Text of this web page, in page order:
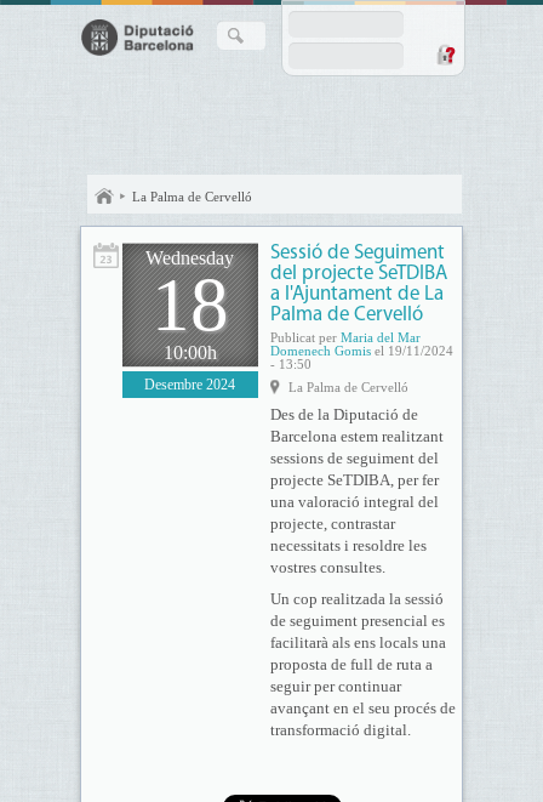
La Palma de Cervelló
Wednesday
18
10:00h
Desembre 2024
Sessió de Seguiment
del projecte SeTDIBA
a l'Ajuntament de La
Palma de Cervelló
Publicat per Maria del Mar
Domenech Gomisel 19/11/2024
- 13:50
La Palma de Cervelló
Des de la Diputació de
Barcelona estem realitzant
sessions de seguiment del
projecte SeTDIBA, per fer
una valoració integral del
projecte, contrastar
necessitats i resoldre les
vostres consultes.
Un cop realitzada la sessió
de seguiment presencial es
facilitarà als ens locals una
proposta de full de ruta a
seguir per continuar
avançant en el seu procés de
transformació digital.